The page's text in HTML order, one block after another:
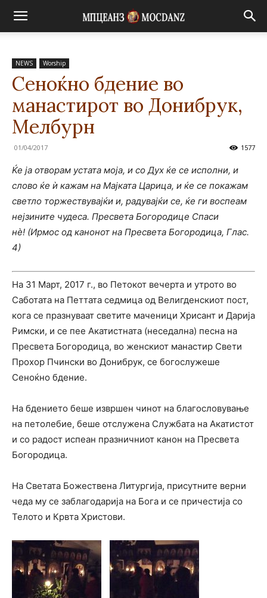
NEWS Worship
Сеноќно бдение во
манастирот во Донибрук,
Мелбурн
01/04/2017 1577
Ќе ја отворам устата моја, и со Дух ќе се исполни, и
слово ќе ѝ кажам на Мајката Царица, и ќе се покажам
светло торжествувајќи и, радувајќи се, ќе ги воспеам
нејзините чудеса. Пресвета Богородице Спаси
нѐ! (Ирмос од канонот на Пресвета Богородица, Глас.
4)
На 31 Март, 2017 г., во Петокот вечерта и утрото во
Саботата на Петтата седмица од Велигденскиот пост,
кога се празнуваат светите маченици Хрисант и Дарија
Римски, и се пее Акатистната (неседална) песна на
Пресвета Богородица, во женскиот манастир Свети
Прохор Пчински во Донибрук, се богослужеше
Сеноќно бдение.
На бдението беше извршен чинот на благословување
на петолебие, беше отслужена Службата на Акатистот
и со радост испеан празничниот канон на Пресвета
Богородица.
На Светата Божествена Литургија, присутните верни
чеда му се заблагодарија на Бога и се причестија со
Телото и Крвта Христови.